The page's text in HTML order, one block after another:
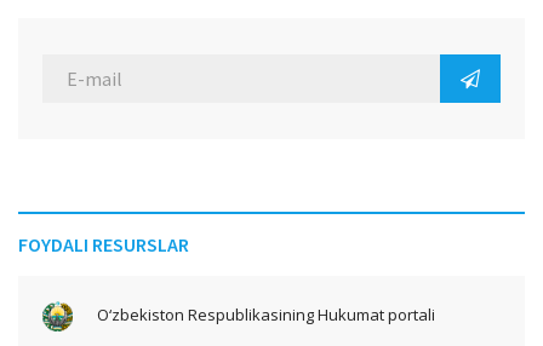
FOYDALI RESURSLAR
O‘zbekiston Respublikasining Hukumat portali